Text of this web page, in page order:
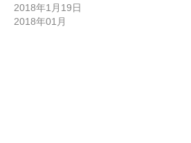
2018年1月19日
2018年01月